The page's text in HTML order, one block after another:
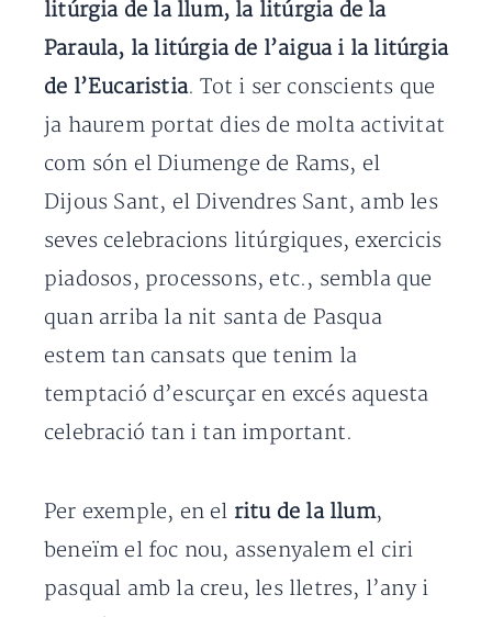
litúrgia de la llum, la litúrgia de la
Paraula, la litúrgia de l’aigua i la litúrgia
de l’Eucaristia. Tot i ser conscients que
ja haurem portat dies de molta activitat
com són el Diumenge de Rams, el
Dijous Sant, el Divendres Sant, amb les
seves celebracions litúrgiques, exercicis
piadosos, processons, etc., sembla que
quan arriba la nit santa de Pasqua
estem tan cansats que tenim la
temptació d’escurçar en excés aquesta
celebració tan i tan important.
Per exemple, en el ritu de la llum,
beneïm el foc nou, assenyalem el ciri
pasqual amb la creu, les lletres, l’any i